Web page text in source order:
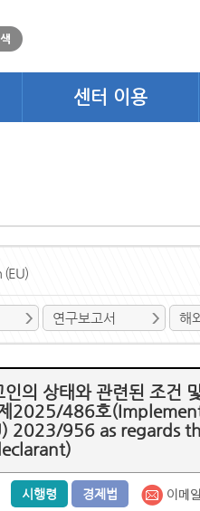
센터 이용
연구보고서 해
인의 상태와 관련된 조
제2025/486호
2023/956 as regards
시행령 경제법